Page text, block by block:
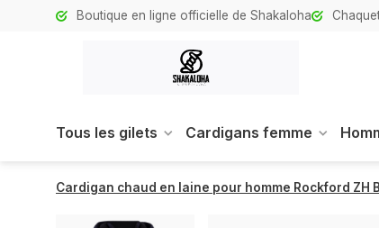
Boutique en ligne officielle de Shakaloha
Tous les gilets Cardigans femme
Cardigan chaud en laine pour homme Rockford ZH